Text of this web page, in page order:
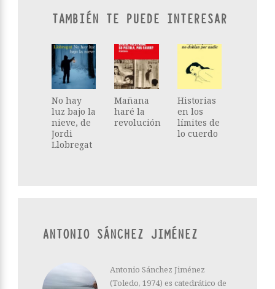
TAMBIÉN TE PUEDE INTERESAR
No hay
luz bajo la
nieve, de
Jordi
Llobregat
Mañana
haré la
revolución
Historias
en los
límites de
lo cuerdo
ANTONIO SÁNCHEZ JIMÉNEZ
Antonio Sánchez Jiménez
(Toledo, 1974) es catedrático de